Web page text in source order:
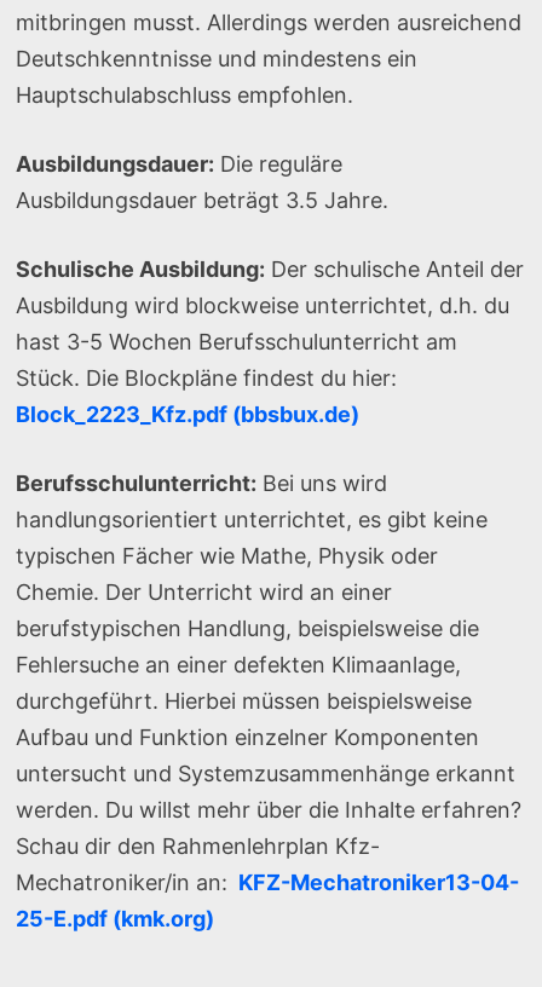
mitbringen musst. Allerdings werden ausreichend
Deutschkenntnisse und mindestens ein
Hauptschulabschluss empfohlen.
Ausbildungsdauer: Die reguläre
Ausbildungsdauer beträgt 3.5 Jahre.
Schulische Ausbildung: Der schulische Anteil der
Ausbildung wird blockweise unterrichtet, d.h. du
hast 3-5 Wochen Berufsschulunterricht am
Stück. Die Blockpläne findest du hier:
Block_2223_Kfz.pdf (bbsbux.de)
Berufsschulunterricht: Bei uns wird
handlungsorientiert unterrichtet, es gibt keine
typischen Fächer wie Mathe, Physik oder
Chemie. Der Unterricht wird an einer
berufstypischen Handlung, beispielsweise die
Fehlersuche an einer defekten Klimaanlage,
durchgeführt. Hierbei müssen beispielsweise
Aufbau und Funktion einzelner Komponenten
untersucht und Systemzusammenhänge erkannt
werden. Du willst mehr über die Inhalte erfahren?
Schau dir den Rahmenlehrplan Kfz-
Mechatroniker/in an: KFZ-Mechatroniker13-04-
25-E.pdf (kmk.org)